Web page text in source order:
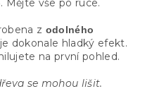
. Mějte vše po ruce.
z odolného
dokonale hladký efekt.
na první pohled.
se mohou lišit.